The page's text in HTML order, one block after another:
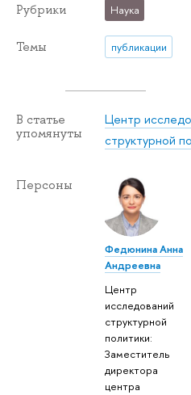
Рубрики Наука
Темы публикации
В статье
упомянуты
Центр
структурной
Персоны
Федюнина Анна
Андреевна
Центр
исследований
структурной
политики:
Заместитель
директора
центра